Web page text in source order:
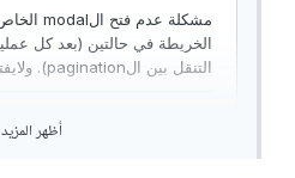
أظهر المزيد